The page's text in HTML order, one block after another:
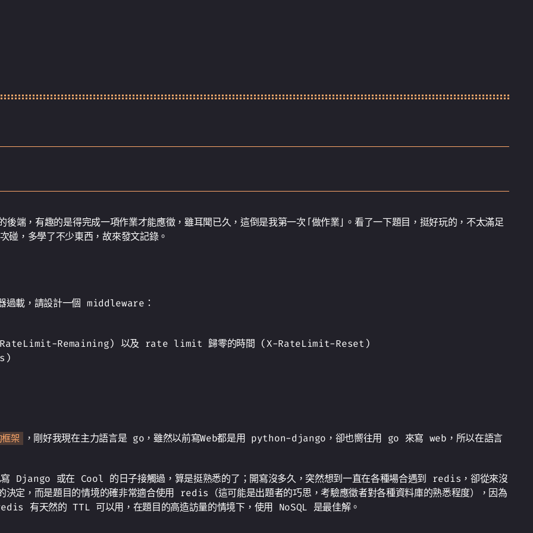
端，有趣的是得完成一項作業才能應徵，雖耳聞已久，這倒是我第一次「做作業」。看了一下題目，挺好玩的，不太滿足
碰，多學了不少東西，故來發文記錄。
過載，請設計一個 middleware：
RateLimit-Remaining) 以及 rate limit 歸零的時間 (X-RateLimit-Reset)
架 ，剛好我現在主力語言是 go，雖然以前寫Web都是用 python-django，卻也嚮往用 go 來寫 web，所以在語言
Django 或在 Cool 的日子接觸過，算是挺熟悉的了；開寫沒多久，突然想到一直在各種場合遇到 redis，卻從來沒
定，而是題目的情境的確非常適合使用 redis（這可能是出題者的巧思，考驗應徵者對各種資料庫的熟悉程度），因為
有天然的 TTL 可以用，在題目的高造訪量的情境下，使用 NoSQL 是最佳解。